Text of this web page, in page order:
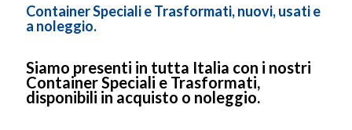
Container Speciali e Trasformati, nuovi, usati e
a noleggio.
Siamo presenti in tutta Italia con i nostri
Container Speciali e Trasformati,
disponibili in acquisto o noleggio.